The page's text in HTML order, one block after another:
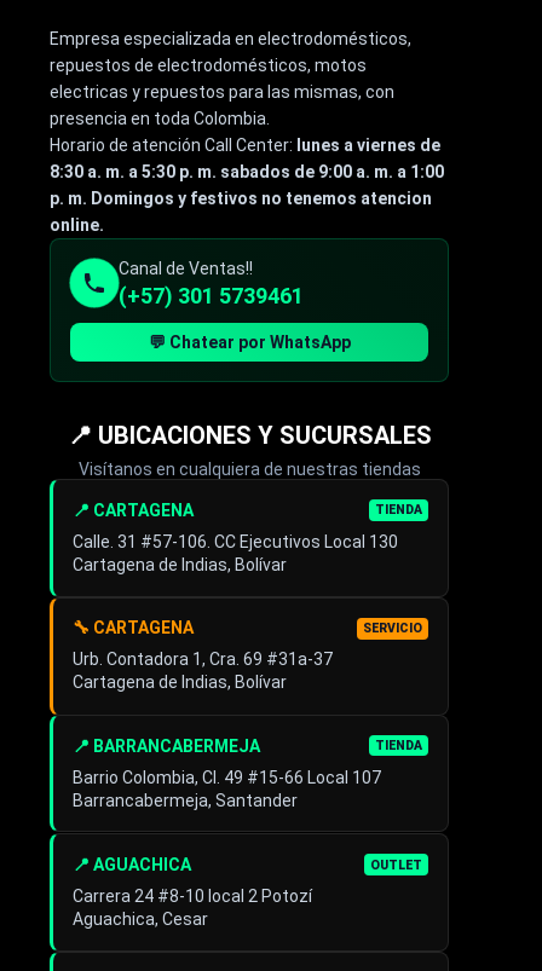
Empresa especializada en electrodomésticos,
repuestos de electrodomésticos, motos
electricas y repuestos para las mismas, con
presencia en toda Colombia.
Horario de atención Call Center: lunes a viernes de
8:30 a. m. a 5:30 p. m. sabados de 9:00 a. m. a 1:00
p. m. Domingos y festivos no tenemos atencion
online.
Canal de Ventas!!
(+57) 301 5739461
💬 Chatear por WhatsApp
📍 UBICACIONES Y SUCURSALES
Visítanos en cualquiera de nuestras tiendas
📍 CARTAGENA TIENDA
Calle. 31 #57-106. CC Ejecutivos Local 130
Cartagena de Indias, Bolívar
🔧 CARTAGENA SERVICIO
Urb. Contadora 1, Cra. 69 #31a-37
Cartagena de Indias, Bolívar
📍 BARRANCABERMEJA TIENDA
Barrio Colombia, Cl. 49 #15-66 Local 107
Barrancabermeja, Santander
📍 AGUACHICA OUTLET
Carrera 24 #8-10 local 2 Potozí
Aguachica, Cesar